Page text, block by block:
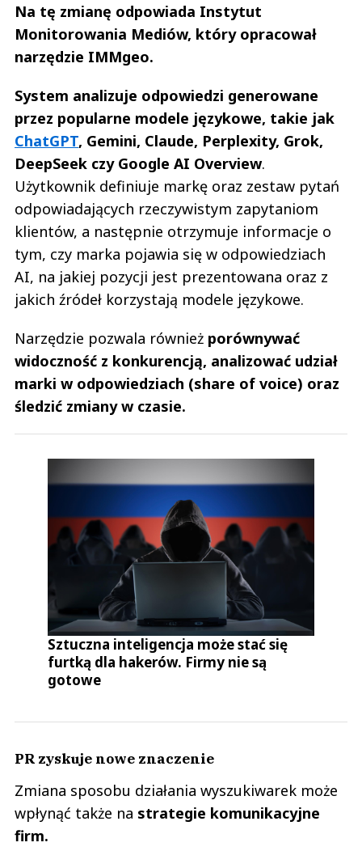
Na tę zmianę odpowiada Instytut
Monitorowania Mediów, który opracował
narzędzie IMMgeo.
System analizuje odpowiedzi generowane
przez popularne modele językowe, takie jak
ChatGPT, Gemini, Claude, Perplexity, Grok,
DeepSeek czy Google AI Overview.
Użytkownik definiuje markę oraz zestaw pytań
odpowiadających rzeczywistym zapytaniom
klientów, a następnie otrzymuje informacje o
tym, czy marka pojawia się w odpowiedziach
AI, na jakiej pozycji jest prezentowana oraz z
jakich źródeł korzystają modele językowe.
Narzędzie pozwala również porównywać
widoczność z konkurencją, analizować udział
marki w odpowiedziach (share of voice) oraz
śledzić zmiany w czasie.
Sztuczna inteligencja może stać się
furtką dla hakerów. Firmy nie są
gotowe
PR zyskuje nowe znaczenie
Zmiana sposobu działania wyszukiwarek może
wpłynąć także na strategie komunikacyjne
firm.